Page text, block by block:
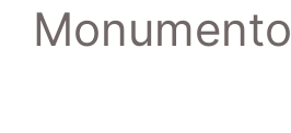
Monumento